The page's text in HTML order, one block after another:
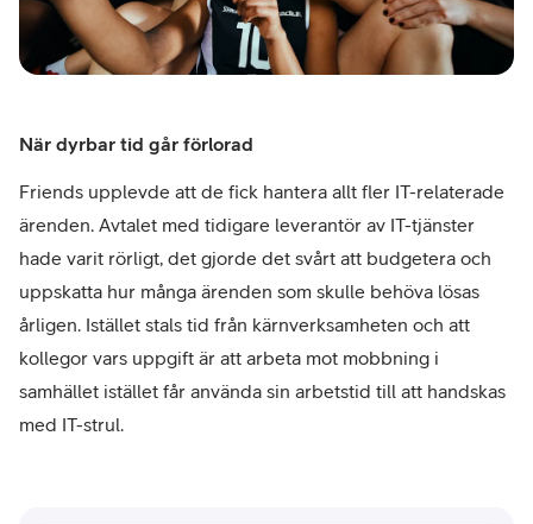
När dyrbar tid går förlorad
Friends upplevde att de fick hantera allt fler IT-relaterade
ärenden. Avtalet med tidigare leverantör av IT-tjänster
hade varit rörligt, det gjorde det svårt att budgetera och
uppskatta hur många ärenden som skulle behöva lösas
årligen. Istället stals tid från kärnverksamheten och att
kollegor vars uppgift är att arbeta mot mobbning i
samhället istället får använda sin arbetstid till att handskas
med IT-strul.